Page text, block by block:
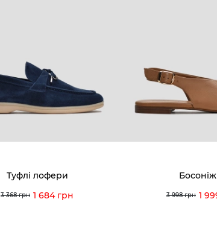
Туфлі лофери
3 368 грн 1 684 грн 3 998 грн 1
0 (973) 89-43-98
Вакансії та Робота
Наші магазини